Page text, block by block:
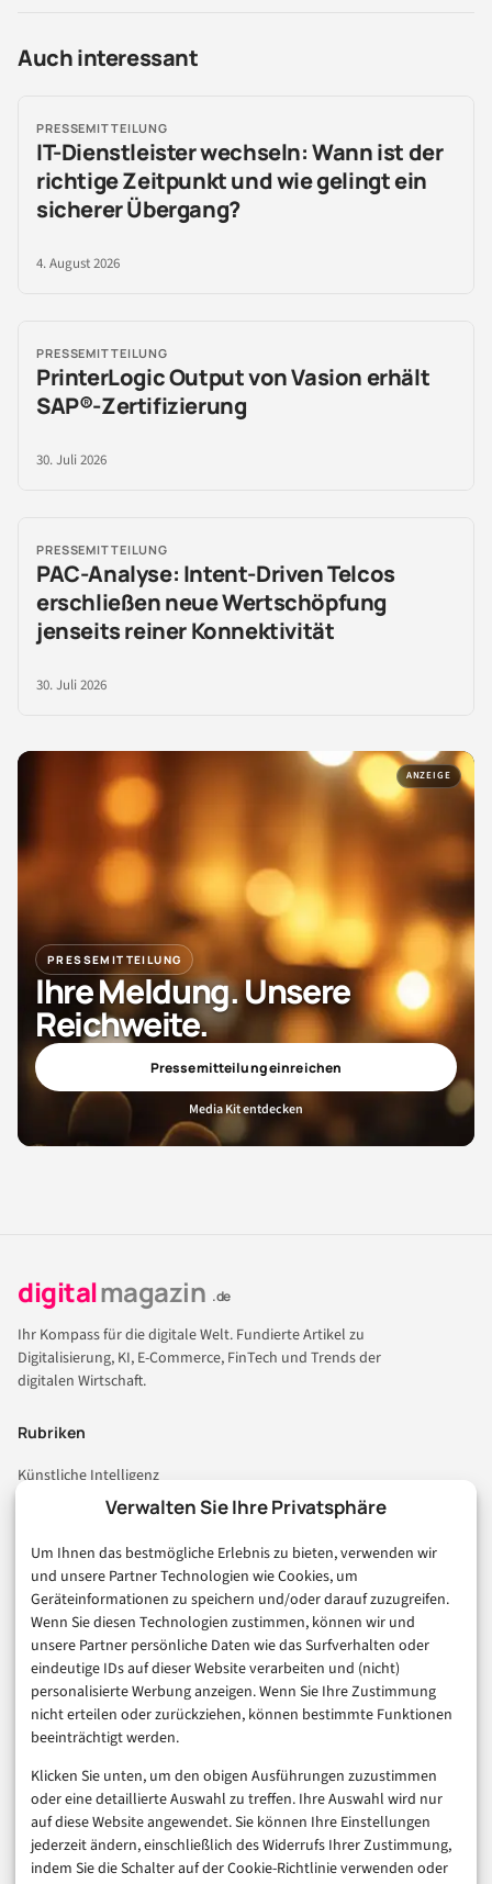
Verwalten Sie Ihre Privatsphäre
Um Ihnen das bestmögliche Erlebnis zu bieten, verwenden wir
und unsere Partner Technologien wie Cookies, um
Geräteinformationen zu speichern und/oder darauf zuzugreifen.
Wenn Sie diesen Technologien zustimmen, können wir und
unsere Partner persönliche Daten wie das Surfverhalten oder
eindeutige IDs auf dieser Website verarbeiten und (nicht)
personalisierte Werbung anzeigen. Wenn Sie Ihre Zustimmung
nicht erteilen oder zurückziehen, können bestimmte Funktionen
beeinträchtigt werden.
Klicken Sie unten, um den obigen Ausführungen zuzustimmen
oder eine detaillierte Auswahl zu treffen. Ihre Auswahl wird nur
auf diese Website angewendet. Sie können Ihre Einstellungen
jederzeit ändern, einschließlich des Widerrufs Ihrer Zustimmung,
indem Sie die Schalter auf der Cookie-Richtlinie verwenden oder
Auch interessant
PRESSEMITTEILUNG
IT-Dienstleister wechseln: Wann ist der
richtige Zeitpunkt und wie gelingt ein
sicherer Übergang?
4. August 2026
PRESSEMITTEILUNG
PrinterLogic Output von Vasion erhält
SAP®-Zertifizierung
30. Juli 2026
PRESSEMITTEILUNG
PAC-Analyse: Intent-Driven Telcos
erschließen neue Wertschöpfung
jenseits reiner Konnektivität
30. Juli 2026
ANZEIGE
PRESSEMITTEILUNG
Ihre Meldung. Unsere
Reichweite.
Pressemitteilung einreichen
Media Kit entdecken
digitalmagazin .de
Ihr Kompass für die digitale Welt. Fundierte Artikel zu
Digitalisierung, KI, E-Commerce, FinTech und Trends der
digitalen Wirtschaft.
Rubriken
Künstliche Intelligenz
Technologie & IT
Consumer & Digital Life
Marketing
Finanzen & FinTech
Business & Karriere
Sicherheit & Recht
Digitalisierung
Marketing
Magazin
Unsere Redaktion
Werbeformate & Media Kit